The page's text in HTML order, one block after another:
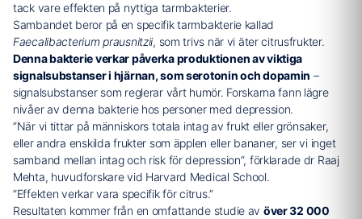
tack vare effekten på nyttiga tarmbakterier.
Sambandet beror på en specifik tarmbakterie kallad
Faecalibacterium prausnitzii, som trivs när vi äter citrusfrukter.
Denna bakterie verkar påverka produktionen av viktiga
signalsubstanser i hjärnan, som serotonin och dopamin –
signalsubstanser som reglerar vårt humör. Forskarna fann lägre
nivåer av denna bakterie hos personer med depression.
”När vi tittar på människors totala intag av frukt eller grönsaker,
eller andra enskilda frukter som äpplen eller bananer, ser vi inget
samband mellan intag och risk för depression”, förklarade dr Raaj
Mehta, huvudforskare vid Harvard Medical School.
”Effekten verkar vara specifik för citrus.”
Resultaten kommer från en omfattande studie av över 32 000